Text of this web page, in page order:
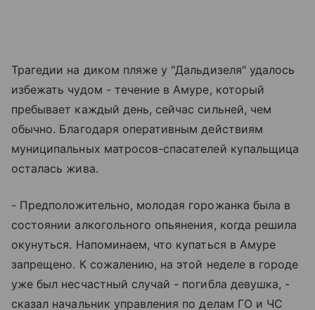
Трагедии на диком пляже у "Дальдизеля" удалось
избежать чудом - течение в Амуре, который
пребывает каждый день, сейчас сильней, чем
обычно. Благодаря оперативным действиям
муниципальных матросов-спасателей купальщица
осталась жива.
- Предположительно, молодая горожанка была в
состоянии алкогольного опьянения, когда решила
окунуться. Напоминаем, что купаться в Амуре
запрещено. К сожалению, на этой неделе в городе
уже был несчастный случай - погибла девушка, -
сказал начальник управления по делам ГО и ЧС